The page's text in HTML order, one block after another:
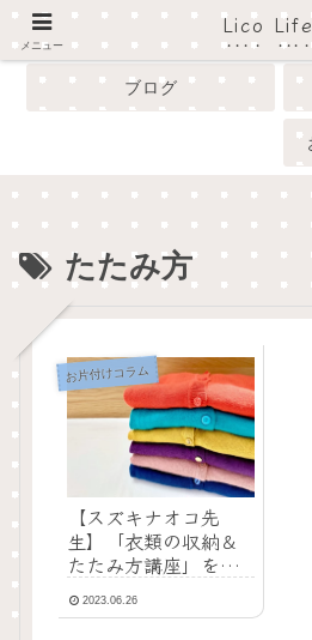
ブログ
たたみ方
お片付けコラム
【スズキナオコ先
生】「衣類の収納＆
たたみ方講座」を受
講しました♡
2023.06.26
メニュー
Lico Life